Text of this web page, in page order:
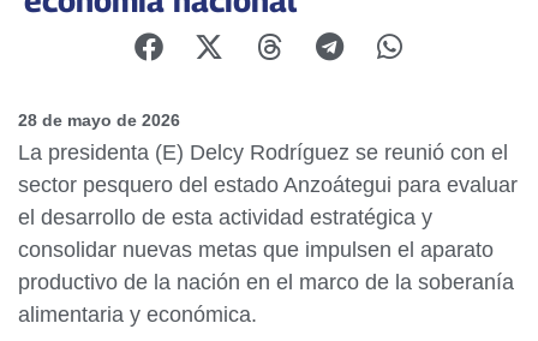
28 de mayo de 2026
La presidenta (E) Delcy Rodríguez se reunió con el
sector pesquero del estado Anzoátegui para evaluar
el desarrollo de esta actividad estratégica y
consolidar nuevas metas que impulsen el aparato
productivo de la nación en el marco de la soberanía
alimentaria y económica.